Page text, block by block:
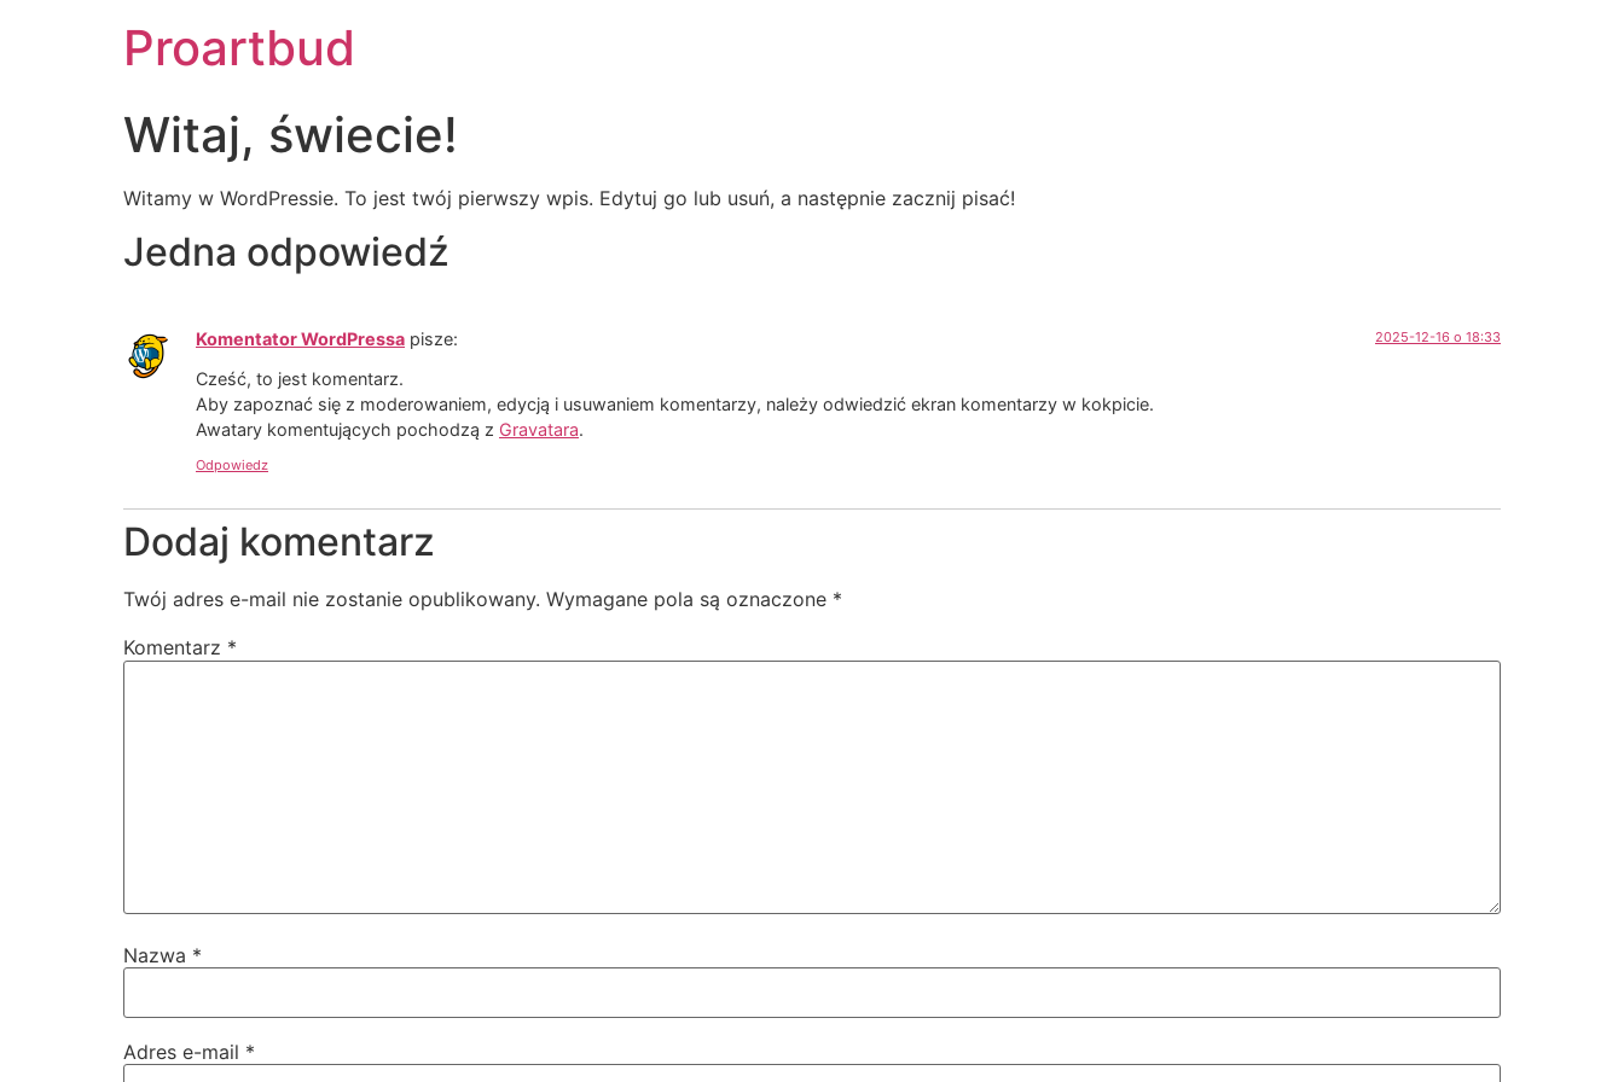
Proartbud
Witaj, świecie!
Witamy w WordPressie. To jest twój pierwszy wpis. Edytuj go lub usuń, a następnie zacznij pisać!
Jedna odpowiedź
Komentator WordPressa pisze: 2025-12-16 o 18:33
Cześć, to jest komentarz.
Aby zapoznać się z moderowaniem, edycją i usuwaniem komentarzy, należy odwiedzić ekran komentarzy w kokpicie.
Awatary komentujących pochodzą z Gravatara.
Odpowiedz
Dodaj komentarz
Twój adres e-mail nie zostanie opublikowany. Wymagane pola są oznaczone *
Komentarz *
Nazwa *
Adres e-mail *